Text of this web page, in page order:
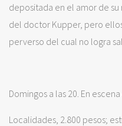
depositada en el amor de
del doctor Kupper, pero
perverso del cual no logra
Domingos a las 20. En
Localidades, 2.800 pesos;